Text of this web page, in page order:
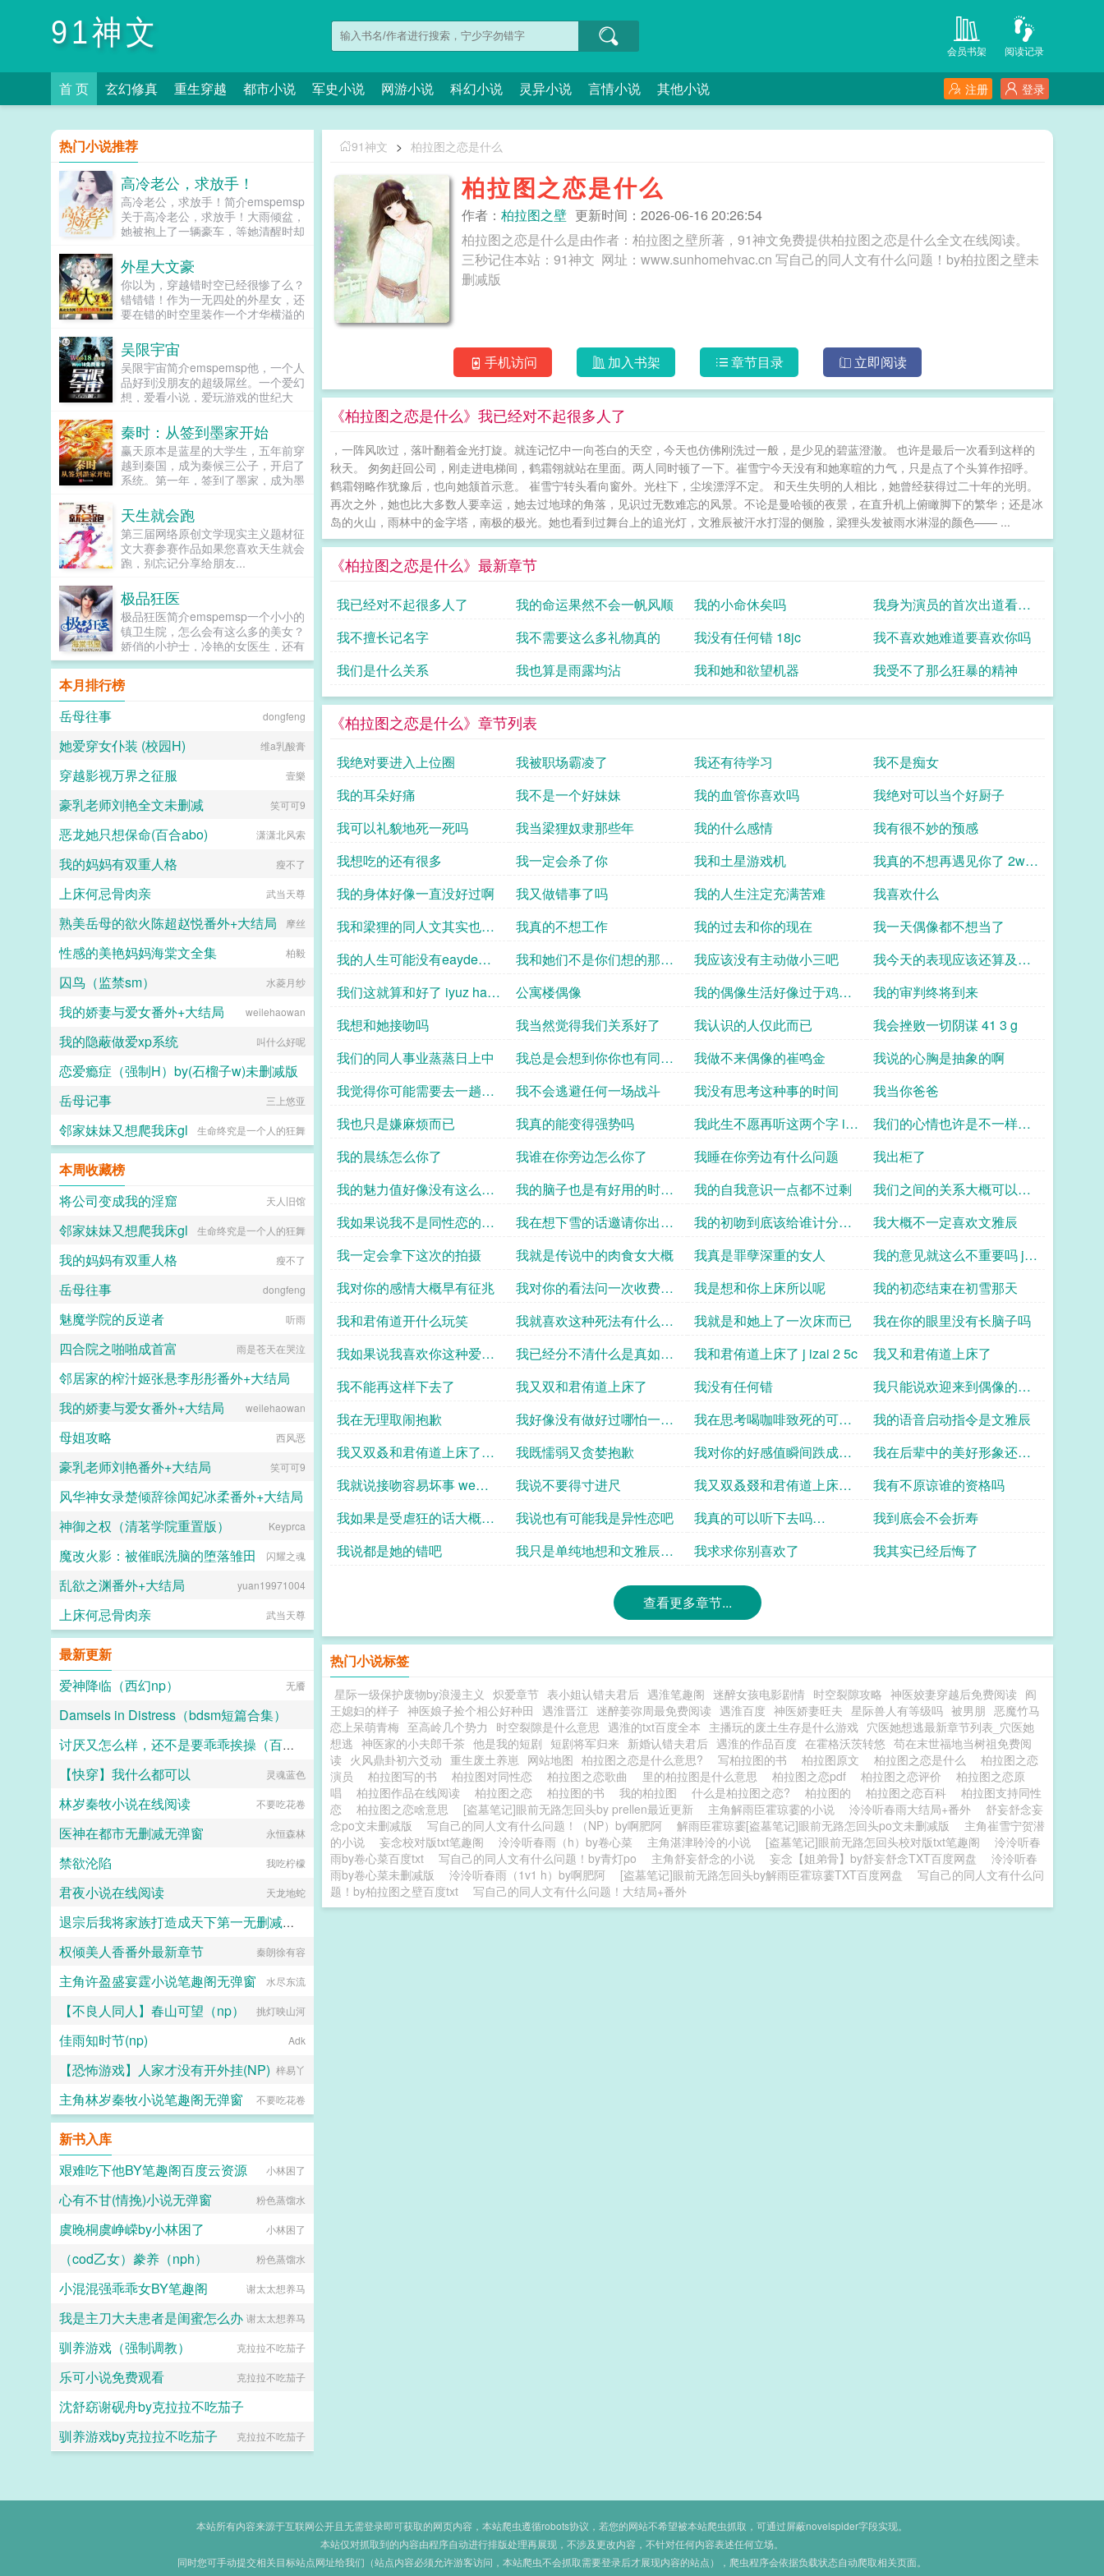
91神文 阅读记录
会员书架
首 页 玄幻修真 重生穿越 都市小说 军史小说 网游小说 科幻小说 灵异小说 言情小说 其他小说 登录
注册
91神文 > 柏拉图之恋是什么
柏拉图之恋是什么
作者： 柏拉图之壁 更新时间：2026-06-16 20:26:54
柏拉图之恋是什么是由作者：柏拉图之壁所著，91神文免费提供柏拉图之恋是什么全文在线阅读。
三秒记住本站：91神文 网址：www.sunhomehvac.cn 写自己的同人文有什么问题！by柏拉图之壁未
删减版
手机访问 加入书架 章节目录 立即阅读
《柏拉图之恋是什么》我已经对不起很多人了
，一阵风吹过，落叶翻着金光打旋。就连记忆中一向苍白的天空，今天也仿佛刚洗过一般，是少见的碧蓝澄澈。 也许是最后一次看到这样的
秋天。 匆匆赶回公司，刚走进电梯间，鹤霜翎就站在里面。两人同时顿了一下。崔雪宁今天没有和她寒暄的力气，只是点了个头算作招呼。
鹤霜翎略作犹豫后，也向她颔首示意。 崔雪宁转头看向窗外。光柱下，尘埃漂浮不定。 和天生失明的人相比，她曾经获得过二十年的光明。
再次之外，她也比大多数人要幸运，她去过地球的角落，见识过无数难忘的风景。不论是曼哈顿的夜景，在直升机上俯瞰脚下的繁华；还是冰
岛的火山，雨林中的金字塔，南极的极光。她也看到过舞台上的追光灯，文雅辰被汗水打湿的侧脸，梁狸头发被雨水淋湿的颜色—— ...
《柏拉图之恋是什么》最新章节
我已经对不起很多人了 我的命运果然不会一帆风顺 我的小命休矣吗
我身为演员的首次出道看起
来没有那么顺利
我不擅长记名字 我不需要这么多礼物真的 我没有任何错 18jc
我不喜欢她难道要喜欢你吗
我们是什么关系
我也算是雨露均沾 我和她和欲望机器 我受不了那么狂暴的精神
《柏拉图之恋是什么》章节列表
我绝对要进入上位圈 我被职场霸凌了 我还有待学习
我不是痴女
我的耳朵好痛
我不是一个好妹妹 我的血管你喜欢吗
我绝对可以当个好厨子
我可以礼貌地死一死吗
我当梁狸奴隶那些年 我的什么感情
我有很不妙的预感
我想吃的还有很多
我一定会杀了你 我和土星游戏机
我真的不想再遇见你了 2w 8
9
我的身体好像一直没好过啊 我又做错事了吗 我的人生注定充满苦难
我喜欢什么
我和梁狸的同人文其实也不
错
我真的不想工作 我的过去和你的现在
我一天偶像都不想当了
我的人生可能没有eayde
gb84c
我和她们不是你们想的那种
关系
我应该没有主动做小三吧
我今天的表现应该还算及格
吧
我们这就算和好了 iyuz ha
iwux y z
公寓楼偶像
我的偶像生活好像过于鸡飞
狗跳
我的审判终将到来
我想和她接吻吗
我当然觉得我们关系好了 我认识的人仅此而已
我会挫败一切阴谋 41 3 g
我们的同人事业蒸蒸日上中
我总是会想到你你也有同样
的心情吗
我做不来偶像的崔鸣金
我说的心胸是抽象的啊
我觉得你可能需要去一趟精
神科
我不会逃避任何一场战斗 我没有思考这种事的时间
我当你爸爸
我也只是嫌麻烦而已
我真的能变得强势吗
我此生不愿再听这两个字 iy
uzhaiwuxy z
我们的心情也许是不一样的
吧
我的晨练怎么你了 我谁在你旁边怎么你了 我睡在你旁边有什么问题
我出柜了
我的魅力值好像没有这么高
吧 iy uz ha
我的脑子也是有好用的时候
嘛
我的自我意识一点都不过剩
我们之间的关系大概可以被
称作崔雪宁文雅
我如果说我不是同性恋的话
你相信吗
我在想下雪的话邀请你出门
怎么样当
我的初吻到底该给谁计分
hei ye w uc
我大概不一定喜欢文雅辰
我一定会拿下这次的拍摄
我就是传说中的肉食女大概 我真是罪孽深重的女人
我的意见就这么不重要吗 j i l
e1 c
我对你的感情大概早有征兆
我对你的看法问一次收费五
十
我是想和你上床所以呢
我的初恋结束在初雪那天
我和君侑道开什么玩笑
我就喜欢这种死法有什么问
题 18i
我就是和她上了一次床而已
我在你的眼里没有长脑子吗
我如果说我喜欢你这种爱担
心别人的好人你
我已经分不清什么是真如果
世界上真的有神
我和君侑道上床了 j izai 2 5c
我又和君侑道上床了
我不能再这样下去了
我又双和君侑道上床了 我没有任何错
我只能说欢迎来到偶像的世
界
我在无理取闹抱歉
我好像没有做好过哪怕一件
事
我在思考喝咖啡致死的可行
性 xyuhuwu1
我的语音启动指令是文雅辰
我又双叒和君侑道上床了要
负起一半责任
我既懦弱又贪婪抱歉
我对你的好感值瞬间跌成负
一百
我在后辈中的美好形象还给
我
我就说接吻容易坏事 we
nxue5c
我说不要得寸进尺
我又双叒叕和君侑道上床了
对不起
我有不原谅谁的资格吗
我如果是受虐狂的话大概会
好受一点
我说也有可能我是异性恋吧
我真的可以听下去吗
xiuxiuqiangc
我到底会不会折寿
我说都是她的错吧
我只是单纯地想和文雅辰接
我求求你别喜欢了 我其实已经后悔了
查看更多章节...
热门小说标签
星际一级保护废物by浪漫主义 炽爱章节 表小姐认错夫君后 遇淮笔趣阁 迷醉女孩电影剧情 时空裂隙攻略 神医姣妻穿越后免费阅读 阎
王媳妇的样子 神医娘子捡个相公好种田 遇淮晋江 迷醉姜弥周最免费阅读 遇淮百度 神医娇妻旺夫 星际兽人有等级吗 被男朋 恶魔竹马
恋上呆萌青梅 至高岭几个势力 时空裂隙是什么意思 遇淮的txt百度全本 主播玩的废土生存是什么游戏 穴医她想逃最新章节列表_穴医她
想逃 神医家的小夫郎千茶 他是我的短剧 短剧将军归来 新婚认错夫君后 遇淮的作品百度 在霍格沃茨转悠 苟在末世福地当树祖免费阅
读 火风鼎卦初六爻动 重生废土养崽 网站地图 柏拉图之恋是什么意思? 写柏拉图的书 柏拉图原文 柏拉图之恋是什么
柏拉图之恋
演员
柏拉图写的书 柏拉图对同性恋 柏拉图之恋歌曲 里的柏拉图是什么意思 柏拉图之恋pdf 柏拉图之恋评价
柏拉图之恋原
唱
柏拉图作品在线阅读 柏拉图之恋 柏拉图的书 我的柏拉图 什么是柏拉图之恋? 柏拉图的 柏拉图之恋百科
柏拉图支持同性
恋
柏拉图之恋啥意思 [盗墓笔记]眼前无路怎回头by prellen最近更新 主角解雨臣霍琼霎的小说 泠泠听春雨大结局+番外
舒妄舒念妄
念po文未删减版
写自己的同人文有什么问题！（NP）by啊肥阿 解雨臣霍琼霎[盗墓笔记]眼前无路怎回头po文未删减版
主角崔雪宁贺潜
的小说
妄念校对版txt笔趣阁 泠泠听春雨（h）by卷心菜 主角湛津聆泠的小说 [盗墓笔记]眼前无路怎回头校对版txt笔趣阁
泠泠听春
雨by卷心菜百度txt
写自己的同人文有什么问题！by青灯po 主角舒妄舒念的小说 妄念【姐弟骨】by舒妄舒念TXT百度网盘
泠泠听春
雨by卷心菜未删减版
泠泠听春雨（1v1 h）by啊肥阿 [盗墓笔记]眼前无路怎回头by解雨臣霍琼霎TXT百度网盘
写自己的同人文有什么问
题！by柏拉图之壁百度txt
写自己的同人文有什么问题！大结局+番外
热门小说推荐
高冷老公，求放手！
高冷老公，求放手！简介emspemsp
关于高冷老公，求放手！大雨倾盆，
她被抱上了一辆豪车，等她清醒时却
女人许你一切！当男朋友为了家族而
放弃她，选择迎娶自己妹妹为妻，又
被第一权势的顾则修沦为情妇之时...
外星大文豪
你以为，穿越错时空已经很惨了么？
错错错！作为一无四处的外星女，还
要在错的时空里装作一个才华横溢的
迎各位继续观看如果您喜欢外星大文
豪，别忘记分享给朋友...
吴限宇宙
吴限宇宙简介emspemsp他，一个人
品好到没朋友的超级屌丝。一个爱幻
想，爱看小说，爱玩游戏的世纪大
和统管万千宇宙的星宇之主相遇了，
一切都变了。和怪兽做朋友，和灵魂
忍者比赛跑，和塞伯格玩耍，...
秦时：从签到墨家开始
赢天原本是蓝星的大学生，五年前穿
越到秦国，成为秦候三公子，开启了
系统。第一年，签到了墨家，成为墨
到了罗网，掌控了秦时明月世界的江
湖，罗网所在咸阳。第三年，签到了
九千万石粮草，储存在咸阳粮仓之
中。今年已经是第五年了，签到了三
万玄甲军，又被安排在了咸阳，虽然
啊，你总是签到在咸阳，这不是坑爹
吗？这一天圣旨道圣命，调三公子赢
天即刻赴任咸阳，总揽咸阳军政大
权！在乱世之中，面对天子威压，诸
国虎视，为了生存，不得不气吞万里
如虎，奋六世之余烈，志在东出，智
斗天子，北灭百戎，横扫诸国，一统
寰宇。成为秦国大帝的赢天登上九丈
高台，向天下振声宣布波澜壮阔的战
党请勿细究！如果您喜欢秦时从签到
天生就会跑
第三届网络原创文学现实主义题材征
文大赛参赛作品如果您喜欢天生就会
跑，别忘记分享给朋友...
极品狂医
极品狂医简介emspemsp一个小小的
镇卫生院，怎么会有这么多的美女？
娇俏的小护士，冷艳的女医生，还有
各式各样的美女病人接踵而来。肖天
觉得，这是上天赐予他的一个机会！
什么机会，肯定不是泡妹子的机会。
而是在美色的诱惑之中磨练...
本月排行榜
岳母往事
dongfeng
她爱穿女仆装 (校园H) 维a乳酸膏
穿越影视万界之征服 壹樂
豪乳老师刘艳全文未删减 笑可可9
恶龙她只想保命(百合abo) 潇潇北风索
我的妈妈有双重人格 瘦不了
上床何忌骨肉亲 武当天尊
熟美岳母的欲火陈超赵悦番外+大结局 摩丝
性感的美艳妈妈海棠文全集 柏毅
囚鸟（监禁sm） 水菱月纱
我的娇妻与爱女番外+大结局 weilehaowan
我的隐蔽做爱xp系统 叫什么好呢
恋爱瘾症（强制H）by(石榴子w)未删减版
石榴子w
岳母记事 三上悠亚
邻家妹妹又想爬我床gl 生命终究是一个人的狂舞
本周收藏榜
将公司变成我的淫窟
天人旧馆
邻家妹妹又想爬我床gl 生命终究是一个人的狂舞
我的妈妈有双重人格 瘦不了
岳母往事 dongfeng
魅魔学院的反逆者 听雨
四合院之啪啪成首富 雨是苍天在哭泣
邻居家的榨汁姬张悬李彤彤番外+大结局
刹那雪
我的娇妻与爱女番外+大结局 weilehaowan
母姐攻略 西风恶
豪乳老师刘艳番外+大结局 笑可可9
风华神女录楚倾辞徐闻妃冰柔番外+大结局
神鸟
神御之权（清茗学院重置版） Keyprca
魔改火影：被催眠洗脑的堕落雏田 闪耀之魂
乱欲之渊番外+大结局 yuan19971004
上床何忌骨肉亲 武当天尊
最新更新
爱神降临（西幻np）
无餍
Damsels in Distress（bdsm短篇合集）
蝎子尾巴
讨厌又怎么样，还不是要乖乖挨操（百合H）
性无能天使
【快穿】我什么都可以 灵魂蓝色
林岁秦牧小说在线阅读 不要吃花卷
医神在都市无删减无弹窗 永恒森林
禁欲沦陷 我吃柠檬
君夜小说在线阅读 天龙地蛇
退宗后我将家族打造成天下第一无删减无弹窗
天龙地蛇
权倾美人香番外最新章节 秦朗徐有容
主角许盈盛宴霆小说笔趣阁无弹窗 水尽东流
【不良人同人】春山可望（np） 挑灯映山河
佳雨知时节(np) Adk
【恐怖游戏】人家才没有开外挂(NP) 梓易丫
主角林岁秦牧小说笔趣阁无弹窗 不要吃花卷
新书入库
艰难吃下他BY笔趣阁百度云资源
小林困了
心有不甘(情挽)小说无弹窗 粉色蒸馏水
虞晚桐虞峥嵘by小林困了 小林困了
（cod乙女）豢养（nph） 粉色蒸馏水
小混混强乖乖女BY笔趣阁 谢太太想养马
我是主刀大夫患者是闺蜜怎么办 谢太太想养马
驯养游戏（强制调教） 克拉拉不吃茄子
乐可小说免费观看 克拉拉不吃茄子
沈舒窈谢砚舟by克拉拉不吃茄子
克拉拉不吃茄子
驯养游戏by克拉拉不吃茄子 克拉拉不吃茄子
本站所有内容来源于互联网公开且无需登录即可获取的网页内容，本站爬虫遵循robots协议，若您的网站不希望被本站爬虫抓取，可通过屏蔽novelspider字段实现。
本站仅对抓取到的内容由程序自动进行排版处理再展现，不涉及更改内容，不针对任何内容表述任何立场。
同时您可手动提交相关目标站点网址给我们（站点内容必须允许游客访问，本站爬虫不会抓取需要登录后才展现内容的站点），爬虫程序会依据负载状态自动爬取相关页面。